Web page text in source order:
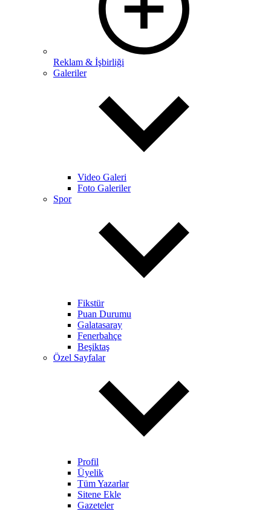
Reklam & İşbirliği
Galeriler
Video Galeri
Foto Galeriler
Spor
Fikstür
Puan Durumu
Galatasaray
Fenerbahçe
Beşiktaş
Özel Sayfalar
Profil
Üyelik
Tüm Yazarlar
Sitene Ekle
Gazeteler